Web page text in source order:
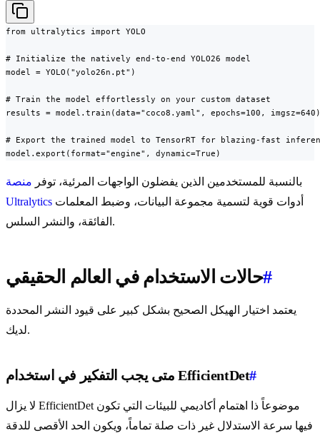
from ultralytics import YOLO
# Initialize the natively end-to-end YOLO26 model
model = YOLO("yolo26n.pt")
# Train the model effortlessly on your custom dataset
results = model.train(data="coco8.yaml", epochs=100, imgsz=640)
# Export the trained model to TensorRT for blazing-fast
model.export(format="engine", dynamic=True)
بالنسبة للمستخدمين الذين يفضلون الواجهات المرئية، توفر منصة
Ultralytics
الفائقة، والنشر السلس.
حالات الاستخدام في العالم الحقيقي#
يعتمد اختيار الهيكل الصحيح بشكل كبير على قيود النشر المحددة
لديك.
متى يجب التفكير في استخدام EfficientDet#
لا يزال EfficientDet موضوعاً ذا اهتمام أكاديمي للبيئات التي تكون
فيها سرعة الاستدلال غير ذات صلة تماماً، ويكون الحد الأقصى للدقة